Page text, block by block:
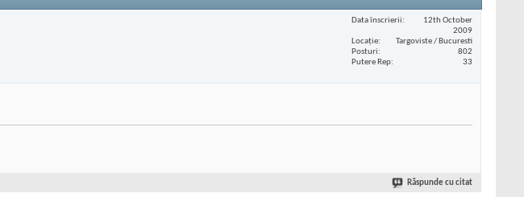
Data înscrierii
12th October
2009
Locaţie
Targoviste / Bucuresti
Posturi
802
Putere Rep
33
Răspunde cu citat